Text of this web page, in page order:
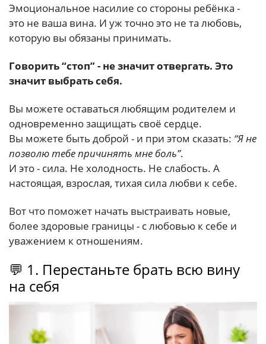
Эмоциональное насилие со стороны ребёнка -
это не ваша вина. И уж точно это не та любовь,
которую вы обязаны принимать.
Говорить “стоп” - не значит отвергать. Это
значит выбрать себя.
Вы можете оставаться любящим родителем и
одновременно защищать своё сердце.
Вы можете быть доброй - и при этом сказать: “Я не
позволю тебе причинять мне боль”.
И это - сила. Не холодность. Не слабость. А
настоящая, взрослая, тихая сила любви к себе.
Вот что поможет начать выстраивать новые,
более здоровые границы - с любовью к себе и
уважением к отношениям.
💬 1. Перестаньте брать всю вину
на себя